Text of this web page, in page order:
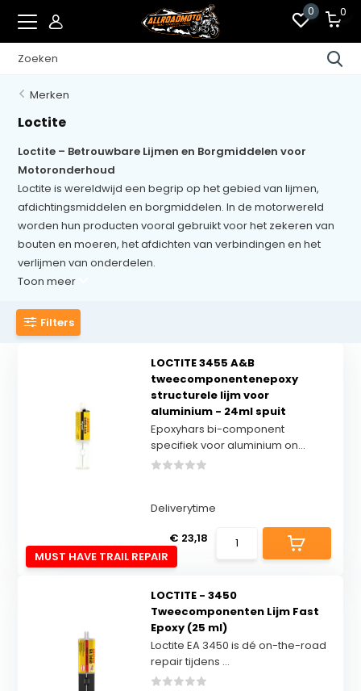
0 0
Merken
Loctite
Loctite – Betrouwbare Lijmen en Borgmiddelen voor
Motoronderhoud
Loctite is wereldwijd een begrip op het gebied van lijmen,
afdichtingsmiddelen en borgmiddelen. In de motorwereld
worden hun producten vooral gebruikt voor het zekeren van
bouten en moeren, het afdichten van verbindingen en het
verlijmen van onderdelen.
Toon meer
Filters
MUST HAVE TRAIL REPAIR
LOCTITE 3455 A&B
tweecomponentenepoxy
structurele lijm voor
aluminium - 24ml spuit
Epoxyhars bi-component
specifiek voor aluminium on...
Deliverytime
€ 23,18
LOCTITE - 3450
Tweecomponenten Lijm Fast
Epoxy (25 ml)
Loctite EA 3450 is dé on-the-road
repair tijdens ...